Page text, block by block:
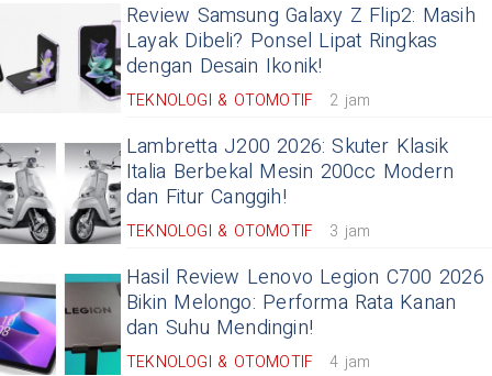
Review Samsung Galaxy Z Flip2: Masih
Layak Dibeli? Ponsel Lipat Ringkas
dengan Desain Ikonik!
TEKNOLOGI & OTOMOTIF 2 jam
Lambretta J200 2026: Skuter Klasik
Italia Berbekal Mesin 200cc Modern
dan Fitur Canggih!
TEKNOLOGI & OTOMOTIF 3 jam
Hasil Review Lenovo Legion C700 2026
Bikin Melongo: Performa Rata Kanan
dan Suhu Mendingin!
TEKNOLOGI & OTOMOTIF 4 jam